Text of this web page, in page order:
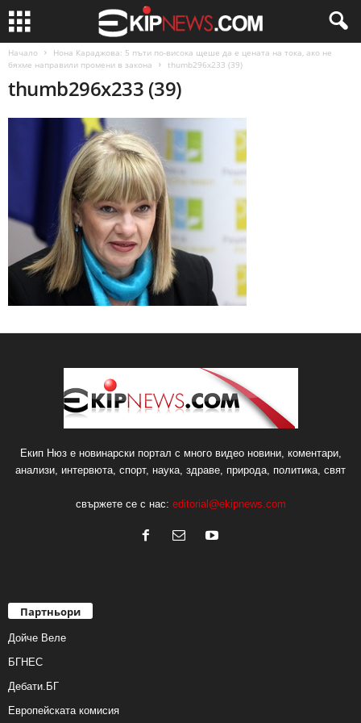
Начало
Нона Караджова: 5 пъти по-висока щеше да е цената на тока, ако не
бяхме направили промени в закона
thumb296x233 (39)
thumb296x233 (39)
Екип Нюз е новинарски портал с много видео новини, коментари,
анализи, интервюта, спорт, наука, здраве, природа, политика, свят
свържете се с нас: editorial@ekipnews.com
Партньори
Дойче Веле
БГНЕС
Дебати.БГ
Европейската комисия